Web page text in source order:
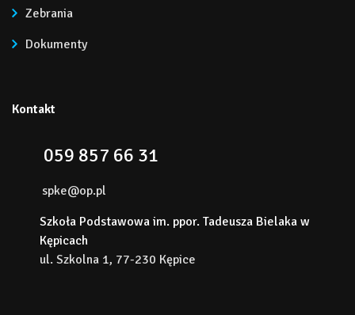
Zebrania
Dokumenty
Kontakt
059 857 66 31
spke@op.pl
Szkoła Podstawowa im. ppor. Tadeusza Bielaka w
Kępicach
ul. Szkolna 1, 77-230 Kępice